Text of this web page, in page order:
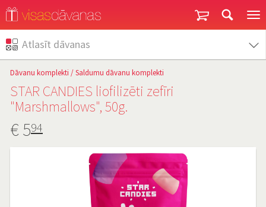
Atlasīt dāvanas
Dāvanu komplekti /Saldumu dāvanu komplekti
STAR CANDIES liofilizēti zefīri
"Marshmallows", 50g.
€594